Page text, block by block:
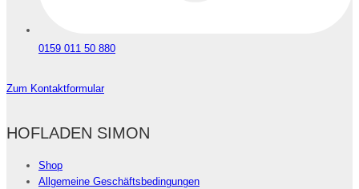
0159 011 50 880
Zum Kontaktformular
HOFLADEN SIMON
Shop
Allgemeine Geschäftsbedingungen